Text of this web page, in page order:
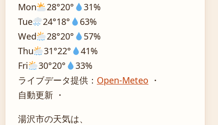
Mon
28°20°
31%
Tue
24°18°
63%
Wed
28°20°
57%
Thu
31°22°
41%
Fri
30°20°
33%
ライブデータ提供： Open-Meteo ・
自動更新 ・
湯沢市の天気は、